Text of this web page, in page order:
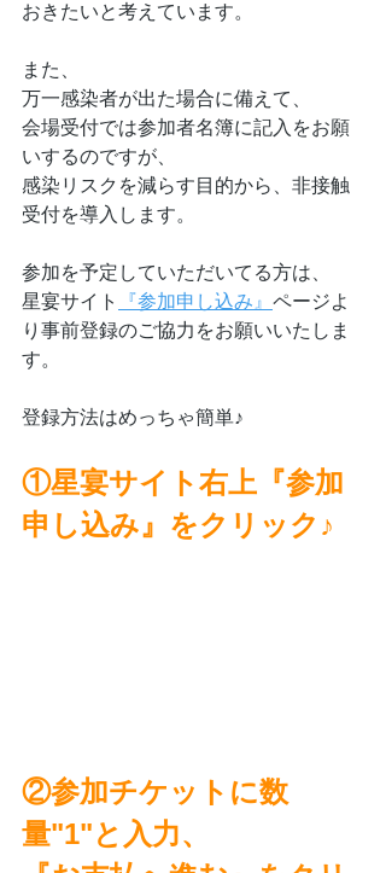
おきたいと考えています。
また、
万一感染者が出た場合に備えて、
会場受付では参加者名簿に記入をお願
いするのですが、
感染リスクを減らす目的から、非接触
受付を導入します。
参加を予定していただいてる方は、
星宴サイト
『参加申し込み』 ページよ
り事前登録のご協力をお願いいたしま
す。
登録方法はめっちゃ簡単♪
①星宴サイト右上『参加
申し込み』をクリック♪
②参加チケットに数
量"1"と入力、